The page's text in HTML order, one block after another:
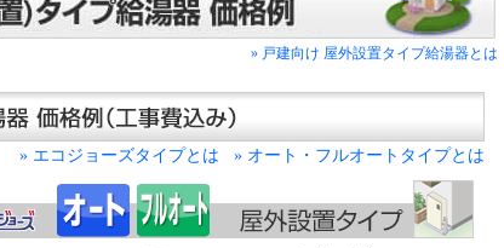
» 戸建向け 屋外設置タイプ給湯器とは
» エコジョーズタイプとは » オート・フルオートタイプとは